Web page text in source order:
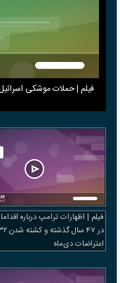
فیلم | حملات موشکی
فیلم | اظهارات ترامپ درباره
اعتراضات دی‌ماه